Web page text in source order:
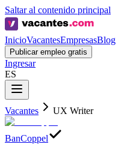
Saltar al contenido principal
InicioVacantesEmpresasBlog
Publicar empleo gratis
Ingresar
ES
Vacantes UX Writer
BanCoppel